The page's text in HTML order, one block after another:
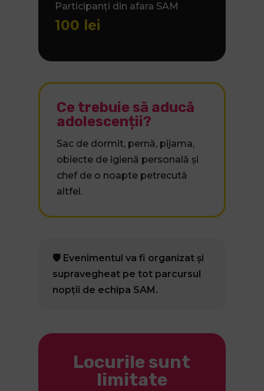
Participanți din afara SAM
100 lei
Ce trebuie să aducă
adolescenții?
Sac de dormit, pernă, pijama,
obiecte de igienă personală și
chef de o noapte petrecută
altfel.
🛡️ Evenimentul va fi organizat și
supravegheat pe tot parcursul
nopții de echipa SAM.
Locurile sunt
limitate